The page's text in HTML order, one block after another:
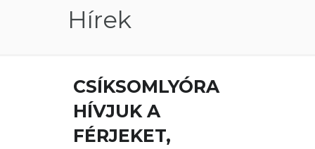
Hírek
CSÍKSOMLYÓRA
HÍVJUK A
FÉRJEKET,